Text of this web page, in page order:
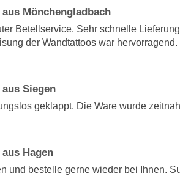
aus Mönchengladbach
Betellservice. Sehr schnelle
der Wandtattoos war
aus Siegen
geklappt. Die Ware wurde
aus Hagen
und bestelle gerne wieder bei Ihnen.